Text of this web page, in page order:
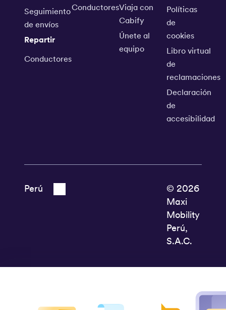
Seguimiento
de envíos
Repartir
Conductores
ConductoresViaja con
Cabify
Únete al
equipo
Políticas
de
cookies
Libro virtual
de
reclamaciones
Declaración
de
accesibilidad
© 2026
Maxi
Mobility
Perú,
S.A.C.